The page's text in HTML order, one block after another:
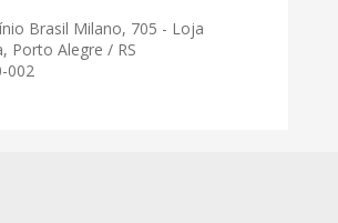
Brasil Milano, 705 - Loja
Porto Alegre / RS
002